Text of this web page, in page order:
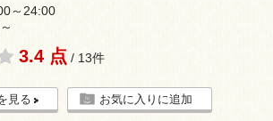
～24:00
3.4 点 / 13件
見る お気に入りに追加